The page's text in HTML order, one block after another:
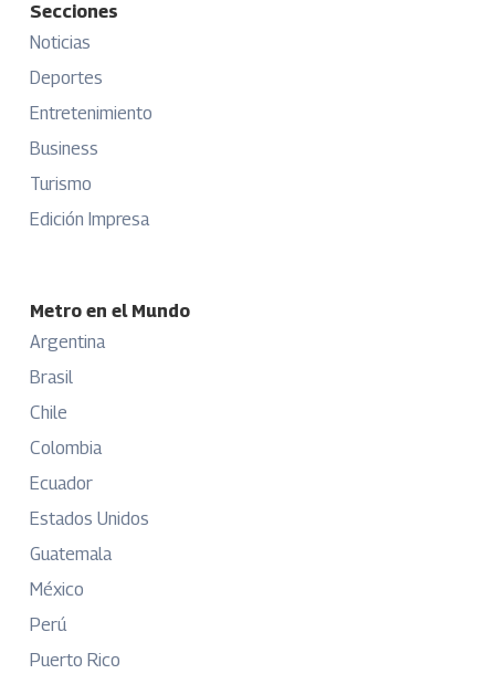
Secciones
Noticias
Deportes
Entretenimiento
Business
Turismo
Edición Impresa
Metro en el Mundo
Argentina
Brasil
Chile
Colombia
Ecuador
Estados Unidos
Guatemala
México
Perú
Puerto Rico